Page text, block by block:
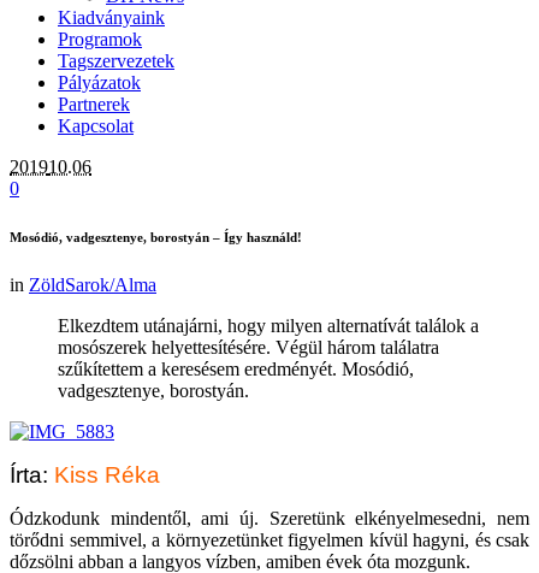
Kiadványaink
Programok
Tagszervezetek
Pályázatok
Partnerek
Kapcsolat
201910.06
0
Mosódió, vadgesztenye, borostyán – Így használd!
in ZöldSarok/Alma
Elkezdtem utánajárni, hogy milyen alternatívát találok a
mosószerek helyettesítésére. Végül három találatra
szűkítettem a keresésem eredményét. Mosódió,
vadgesztenye, borostyán.
Írta: Kiss Réka
Ódzkodunk mindentől, ami új. Szeretünk elkényelmesedni, nem
törődni semmivel, a környezetünket figyelmen kívül hagyni, és csak
dőzsölni abban a langyos vízben, amiben évek óta mozgunk.